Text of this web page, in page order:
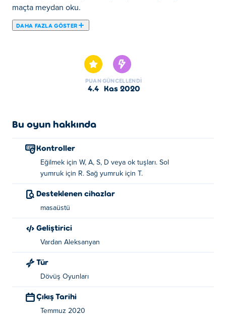
maçta meydan oku.
DAHA FAZLA GÖSTER
PUAN
4.4
GÜNCELLENDI
Kas 2020
Bu oyun hakkında
Kontroller
Eğilmek için W, A, S, D veya ok tuşları. Sol
yumruk için R. Sağ yumruk için T.
Desteklenen cihazlar
masaüstü
Geliştirici
Vardan Aleksanyan
Tür
Dövüş Oyunları
Çıkış Tarihi
Temmuz 2020